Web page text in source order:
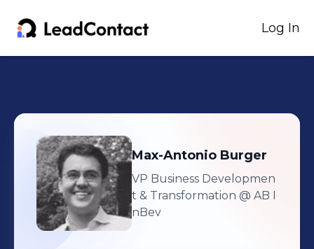
Log In
Max-Antonio Burger
VP Business Developmen
t & Transformation @ AB I
nBev